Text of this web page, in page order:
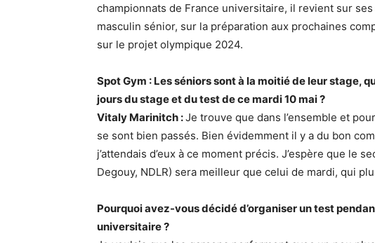
championnats de France universitaire, il revient sur
masculin sénior, sur la préparation aux prochaines
sur le projet olympique 2024.
Spot Gym : Les séniors sont à la moitié de leur stage,
jours du stage et du test de ce mardi 10 mai ?
Vitaly Marinitch :Je trouve que dans l’ensemble et
se sont bien passés. Bien évidemment il y a du bon
j’attendais d’eux à ce moment précis. J’espère que le
Degouy, NDLR) sera meilleur que celui de mardi, qui
Pourquoi avez-vous décidé d’organiser un test
universitaire ?